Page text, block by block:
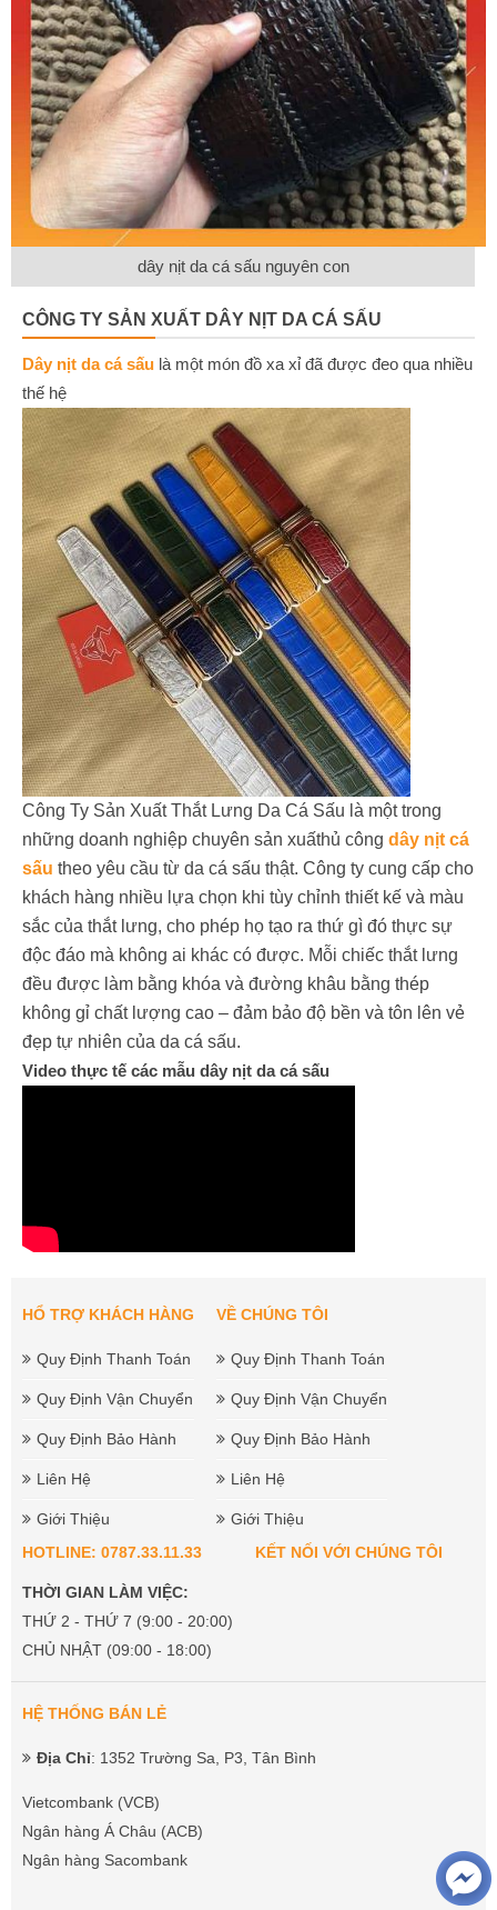
dây nịt da cá sấu nguyên con
CÔNG TY SẢN XUẤT DÂY NỊT DA CÁ SẤU
Dây nịt da cá sấu là một món đồ xa xỉ đã được đeo qua nhiều
thế hệ
Công Ty Sản Xuất Thắt Lưng Da Cá Sấu là một trong
những doanh nghiệp chuyên sản xuấthủ công dây nịt cá
sấu theo yêu cầu từ da cá sấu thật. Công ty cung cấp cho
khách hàng nhiều lựa chọn khi tùy chỉnh thiết kế và màu
sắc của thắt lưng, cho phép họ tạo ra thứ gì đó thực sự
độc đáo mà không ai khác có được. Mỗi chiếc thắt lưng
đều được làm bằng khóa và đường khâu bằng thép
không gỉ chất lượng cao – đảm bảo độ bền và tôn lên vẻ
đẹp tự nhiên của da cá sấu.
Video thực tế các mẫu dây nịt da cá sấu
HỔ TRỢ KHÁCH HÀNG
Quy Định Thanh Toán
Quy Định Vận Chuyển
Quy Định Bảo Hành
Liên Hệ
Giới Thiệu
VỀ CHÚNG TÔI
Quy Định Thanh Toán
Quy Định Vận Chuyển
Quy Định Bảo Hành
Liên Hệ
Giới Thiệu
HOTLINE: 0787.33.11.33
THỜI GIAN LÀM VIỆC:
THỨ 2 - THỨ 7 (9:00 - 20:00)
CHỦ NHẬT (09:00 - 18:00)
KẾT NỐI VỚI CHÚNG TÔI
HỆ THỐNG BÁN LẺ
Địa Chỉ: 1352 Trường Sa, P3, Tân Bình
Vietcombank (VCB)
Ngân hàng Á Châu (ACB)
Ngân hàng Sacombank